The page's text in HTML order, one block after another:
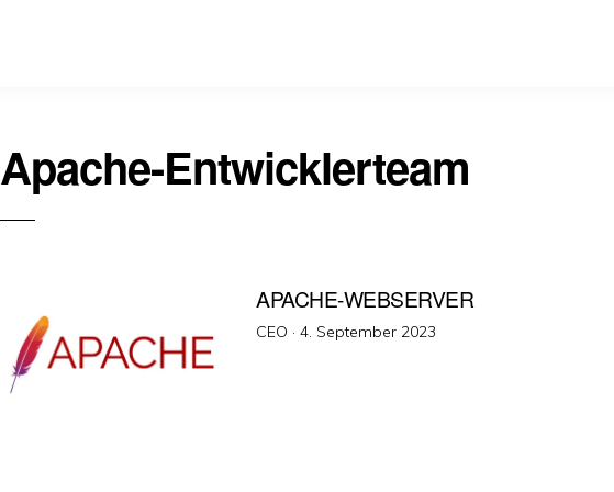
Apache-Entwicklerteam
APACHE-WEBSERVER
CEO ·Veröffentlicht
4. September 2023